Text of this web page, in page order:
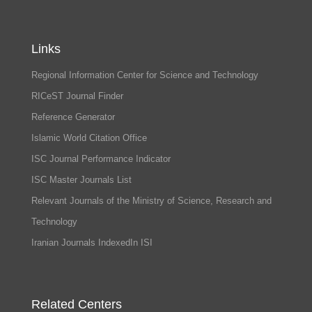
Links
Regional Information Center for Science and Technology
RICeST Journal Finder
Reference Generator
Islamic World Citation Office
ISC Journal Performance Indicator
ISC Master Journals List
Relevant Journals of the Ministry of Science, Research and
Technology
Iranian Journals IndexedIn ISI
Related Centers